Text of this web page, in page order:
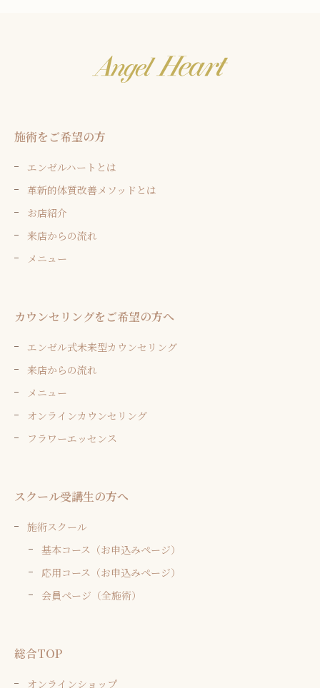
施術をご希望の方
エンゼルハートとは
革新的体質改善メソッドとは
お店紹介
来店からの流れ
メニュー
カウンセリングをご希望の方へ
エンゼル式未来型カウンセリング
来店からの流れ
メニュー
オンラインカウンセリング
フラワーエッセンス
スクール受講生の方へ
施術スクール
基本コース（お申込みページ）
応用コース（お申込みページ）
会員ページ（全施術）
総合TOP
オンラインショップ